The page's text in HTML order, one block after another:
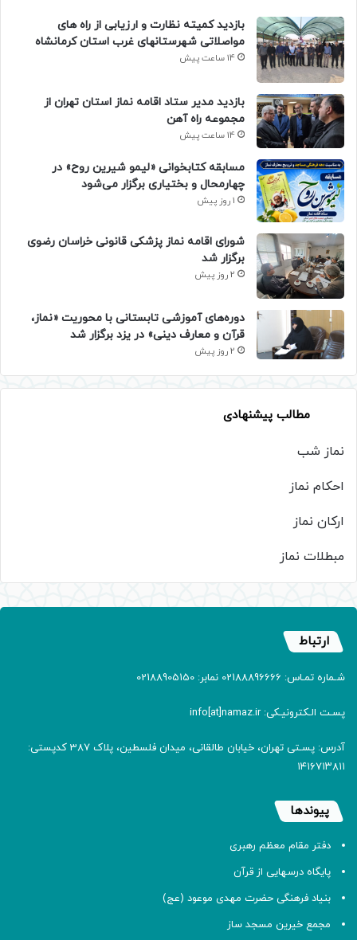
بازدید کمیته نظارت و ارزیابی از راه های
مواصلاتی شهرستانهای غرب استان کرمانشاه
14 ساعت پیش
بازدید مدیر ستاد اقامه نماز استان تهران از
مجموعه راه آهن
14 ساعت پیش
مسابقه کتابخوانی «لیمو شیرین روح» در
چهارمحال و بختیاری برگزار می‌شود
1 روز پیش
شورای اقامه نماز پزشکی قانونی خراسان رضوی
برگزار شد
2 روز پیش
دوره‌های آموزشی تابستانی با محوریت «نماز،
قرآن و معارف دینی» در یزد برگزار شد
2 روز پیش
مطالب پیشنهادی
نماز شب
احکام نماز
ارکان نماز
مبطلات نماز
ارتباط
شـماره تمـاس: 02188896666 نمابر: 02188905150
پسـت الـکترونیـکی: info[at]namaz.ir
آدرس: پسـتی تهران، خیابان طالقانی، میدان فلسطین، پلاک 387 کدپستی:
۱۴۱۶۷۱۳۸۱۱
پیوندها
دفتر مقام معظم رهبری
پایگاه درسهایی از قرآن
بنیاد فرهنگی حضرت مهدی موعود (عج)
مجمع خیرین مسجد ساز